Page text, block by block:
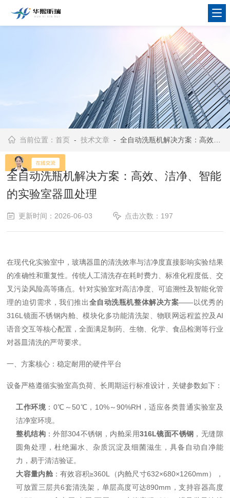
当前位置：首页 -技术文章 - 全自动洗瓶机解决方案：高效、洁净、智能的实验室器皿处理
全自动洗瓶机解决方案：高效、洁净、智能
的实验室器皿处理
更新时间：2026-06-03 点击次数：197
在现代化实验室中，玻璃器皿的清洗效率与洁净度直接影响实验结果
的准确性和重复性。传统人工清洗存在耗时费力、标准化程度低、交
叉污染风险高等痛点。针对实验室对高洁净度、可追溯性及智能化管
理的迫切需求，我们推出全自动洗瓶机整体解决方案——以优秀的
316L镜面不锈钢内舱、模块化多功能清洗架、物联网远程监控及AI
语音交互等核心配置，全面满足制药、生物、化学、食品检测等行业
对器皿清洗的严苛要求。
一、方案核心：稳定耐用的硬件平台
设备严格遵循实验室高负荷、长周期运行标准设计，关键参数如下：
工作环境 ：0℃～50℃，10%～90%RH，适应各类普通实验室及
洁净室环境。
整机结构 ：外部304不锈钢，内舱采用316L镜面不锈钢 ，无缝隙
圆角处理，杜绝漏水、杂质沉淀及细菌滋生，具备自动自净能
力，易于清洁验证。
大容量内舱：有效容积≥360L（内舱尺寸632×680×1260mm），
可放置三层共6套清洗架，单层高度可达890mm，支持容器高度